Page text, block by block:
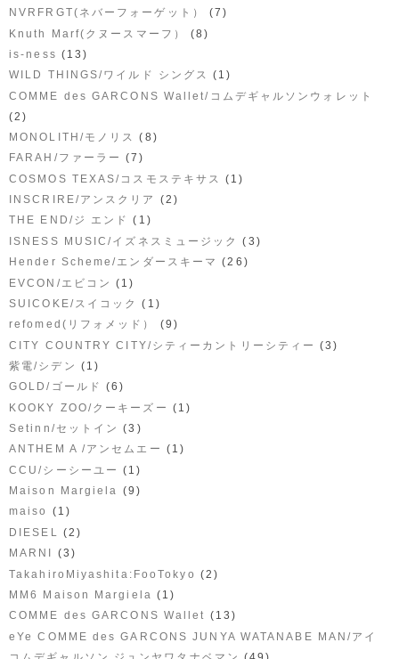
NVRFRGT(ネバーフォーゲット）
(7)
Knuth Marf(クヌースマーフ）
(8)
is-ness (13)
WILD THINGS/ワイルド シングス (1)
COMME des GARCONS Wallet/コムデギャルソンウォレット
(2)
MONOLITH/モノリス (8)
FARAH/ファーラー (7)
COSMOS TEXAS/コスモステキサス (1)
INSCRIRE/アンスクリア
(2)
THE END/ジ エンド (1)
ISNESS MUSIC/イズネスミュージック
(3)
Hender Scheme/エンダースキーマ (26)
EVCON/エビコン (1)
SUICOKE/スイコック
(1)
refomed(リフォメッド）
(9)
CITY COUNTRY CITY/シティーカントリーシティー (3)
紫電/シデン (1)
GOLD/ゴールド (6)
KOOKY ZOO/クーキーズー (1)
Setinn/セットイン (3)
ANTHEM A /アンセムエー (1)
CCU/シーシーユー (1)
Maison Margiela (9)
maiso
(1)
DIESEL (2)
MARNI
(3)
TakahiroMiyashita:FooTokyo (2)
MM6 Maison Margiela (1)
COMME des GARCONS Wallet (13)
eYe COMME des GARCONS JUNYA WATANABE MAN/アイ